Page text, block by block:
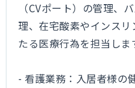
（CVポート）の管理、
理、在宅酸素やインス
たる医療行為を担当しま
- 看護業務：入居者様の